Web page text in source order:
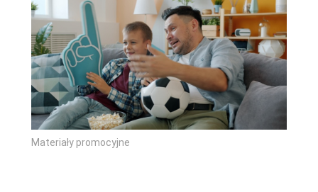
Materiały promocyjne